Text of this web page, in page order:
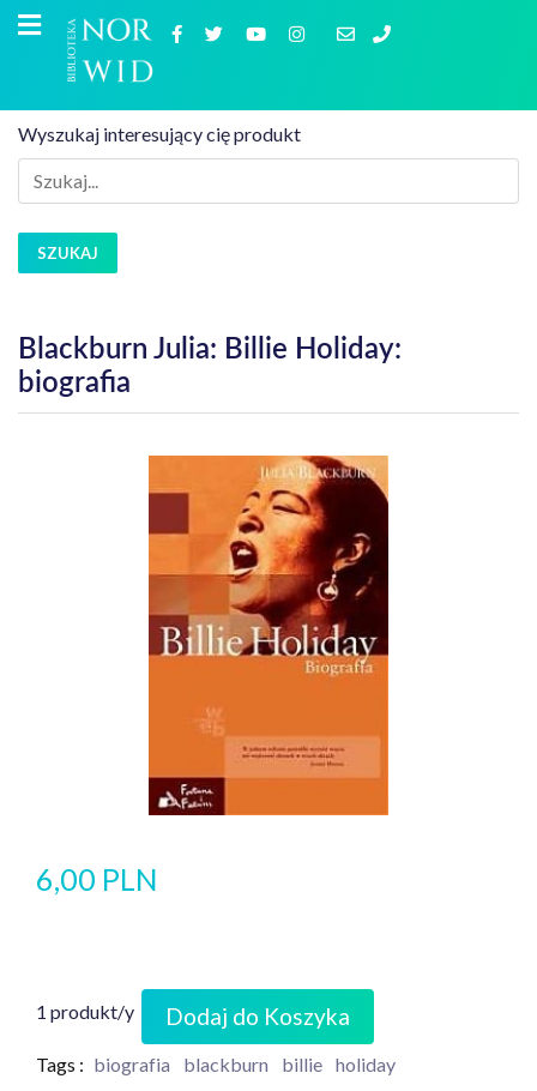
Wyszukaj interesujący cię produkt
SZUKAJ
Blackburn Julia: Billie Holiday:
biografia
6,00 PLN
1 produkt/y Dodaj do Koszyka
Tags : biografia blackburn billie holiday